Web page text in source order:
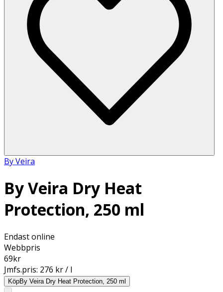
By Veira
By Veira Dry Heat
Protection, 250 ml
Endast online
Webbpris
69kr
Jmfs.pris: 276 kr / l
KöpBy Veira Dry Heat Protection, 250 ml